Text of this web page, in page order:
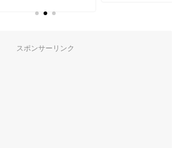
スポンサーリンク